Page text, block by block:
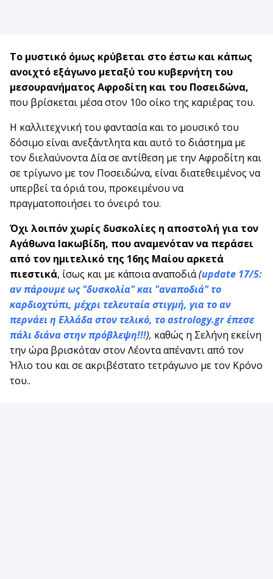
Το μυστικό όμως κρύβεται στο έστω και κάπως
ανοιχτό εξάγωνο μεταξύ του κυβερνήτη του
μεσουρανήματος Αφροδίτη και του Ποσειδώνα,
που βρίσκεται μέσα στον 10ο οίκο της καριέρας του.
Η καλλιτεχνική του φαντασία και το μουσικό του
δόσιμο είναι ανεξάντλητα και αυτό το διάστημα με
τον διελαύνοντα Δία σε αντίθεση με την Αφροδίτη και
σε τρίγωνο με τον Ποσειδώνα, είναι διατεθειμένος να
υπερβεί τα όριά του, προκειμένου να
πραγματοποιήσει το όνειρό του.
Όχι λοιπόν χωρίς δυσκολίες η αποστολή για τον
Αγάθωνα Ιακωβίδη, που αναμενόταν να περάσει
από τον ημιτελικό της 16ης Μαίου αρκετά
πιεστικά, ίσως και με κάποια αναποδιά(update 17/5:
αν πάρουμε ως "δυσκολία" και "αναποδιά" το
καρδιοχτύπι, μέχρι τελευταία στιγμή, για το αν
περνάει η Ελλάδα στον τελικό, το astrology.gr έπεσε
πάλι διάνα στην πρόβλεψη!!!), καθώς η Σελήνη εκείνη
την ώρα βρισκόταν στον Λέοντα απέναντι από τον
Ήλιο του και σε ακριβέστατο τετράγωνο με τον Κρόνο
του..